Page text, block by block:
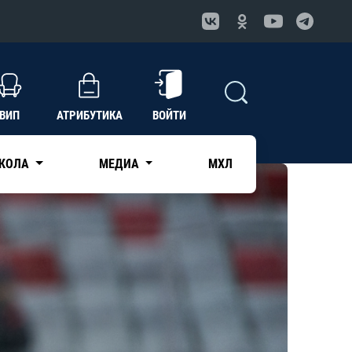
АТРИБУТИКА ВОЙТИ
МЕДИА МХЛ